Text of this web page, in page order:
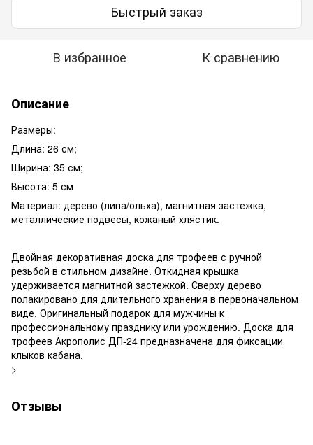
Быстрый заказ
В избранное К сравнению
Описание
Размеры:
Длина: 26 см;
Ширина: 35 см;
Высота: 5 см
Материал: дерево (липа/ольха), магнитная застежка,
металлические подвесы, кожаный хлястик.
Двойная декоративная доска для трофеев с ручной
резьбой в стильном дизайне. Откидная крышка
удерживается магнитной застежкой. Сверху дерево
полакировано для длительного хранения в первоначальном
виде. Оригинальный подарок для мужчины к
профессиональному празднику или урождению. Доска для
трофеев Акрополис ДП-24 предназначена для фиксации
клыков кабана.
>
Отзывы